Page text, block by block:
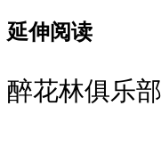
延伸阅读
醉花林俱乐